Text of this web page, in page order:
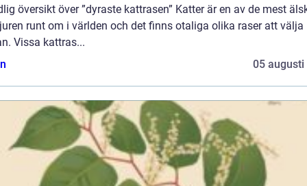
översikt över ”dyraste kattrasen” Katter är en av de mest
runt om i världen och det finns otaliga olika raser att välja
Vissa kattras...
05 augusti